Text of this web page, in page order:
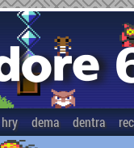
hry dema dentra